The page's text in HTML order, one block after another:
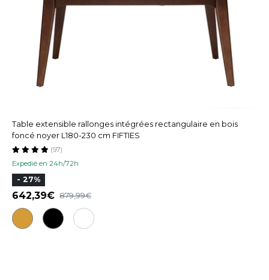
Table extensible rallonges intégrées rectangulaire en bois
foncé noyer L180-230 cm FIFTIES
Expedié en 24h/72h
(97)
- 27%
642,39 879,99